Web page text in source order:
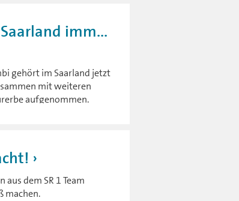
imm...
gehört im Saarland jetzt
mit weiteren
aufgenommen.
dem SR 1 Team
machen.